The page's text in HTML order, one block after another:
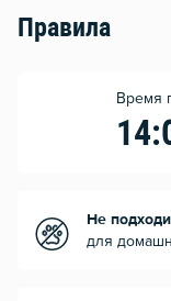
Правила
Время
Не
для